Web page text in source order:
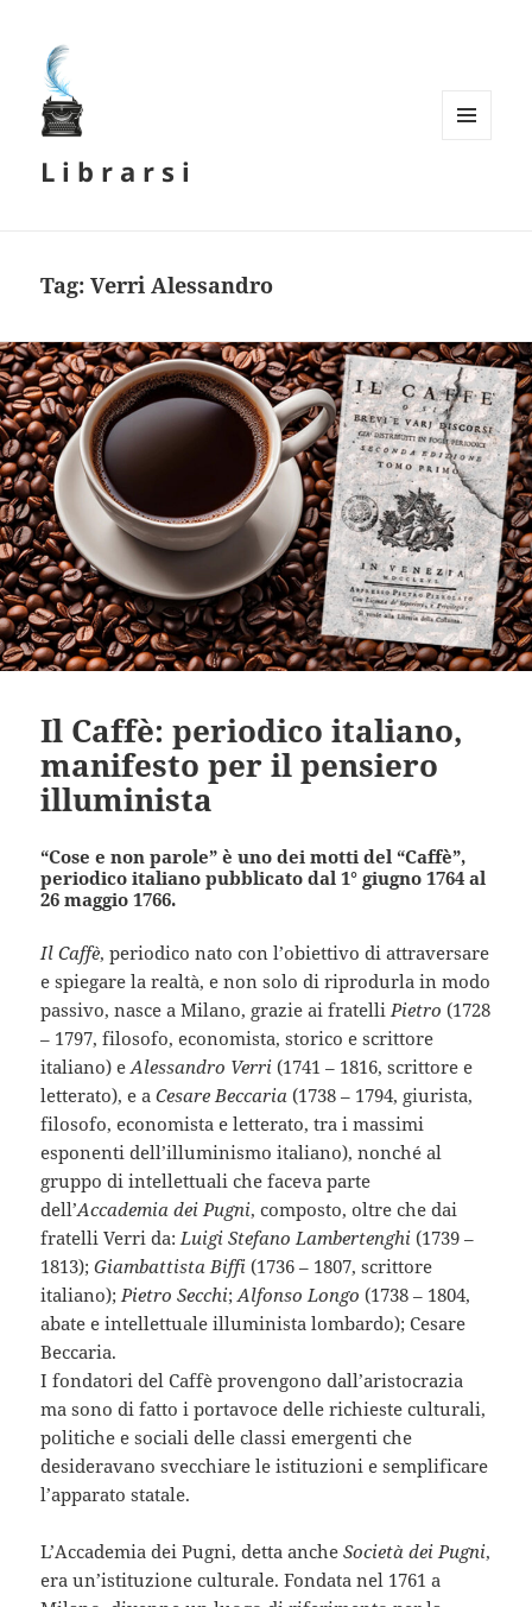
L i b r a r s i
Tag:Verri Alessandro
Il Caffè: periodico italiano,
manifesto per il pensiero
illuminista
“Cose e non parole” è uno dei motti del “Caffè”,
periodico italiano pubblicato dal 1° giugno 1764 al
26 maggio 1766.
Il Caffè, periodico nato con l’obiettivo di attraversare
e spiegare la realtà, e non solo di riprodurla in modo
passivo, nasce a Milano, grazie ai fratelli Pietro (1728
– 1797, filosofo, economista, storico e scrittore
italiano) eAlessandro Verri (1741 – 1816, scrittore e
letterato), e aCesare Beccaria (1738 – 1794, giurista,
filosofo, economista e letterato, tra i massimi
esponenti dell’illuminismo italiano), nonché al
gruppo di intellettuali che faceva parte
dell’Accademia dei Pugni, composto, oltre che dai
fratelli Verri da: Luigi Stefano Lambertenghi (1739 –
1813);Giambattista Biffi(1736 – 1807, scrittore
italiano); Pietro Secchi;Alfonso Longo (1738 – 1804,
abate e intellettuale illuminista lombardo); Cesare
Beccaria.
I fondatori del Caffè provengono dall’aristocrazia
ma sono di fatto i portavoce delle richieste culturali,
politiche e sociali delle classi emergenti che
desideravano svecchiare le istituzioni e semplificare
l’apparato statale.
L’Accademia dei Pugni, detta ancheSocietà dei Pugni,
era un’istituzione culturale. Fondata nel 1761 a